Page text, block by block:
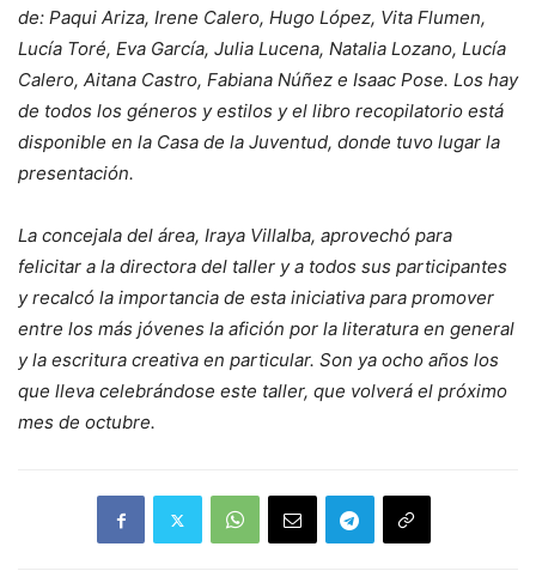
de: Paqui Ariza, Irene Calero, Hugo López, Vita Flumen,
Lucía Toré, Eva García, Julia Lucena, Natalia Lozano, Lucía
Calero, Aitana Castro, Fabiana Núñez e Isaac Pose. Los hay
de todos los géneros y estilos y el libro recopilatorio está
disponible en la Casa de la Juventud, donde tuvo lugar la
presentación.
La concejala del área, Iraya Villalba, aprovechó para
felicitar a la directora del taller y a todos sus participantes
y recalcó la importancia de esta iniciativa para promover
entre los más jóvenes la afición por la literatura en general
y la escritura creativa en particular. Son ya ocho años los
que lleva celebrándose este taller, que volverá el próximo
mes de octubre.